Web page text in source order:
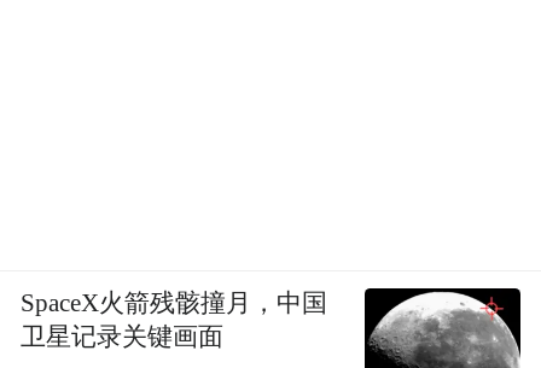
SpaceX火箭残骸撞月，中国
卫星记录关键画面